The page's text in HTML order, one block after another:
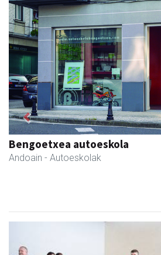
Izkiriota ardoak
Andoain - Ardoak
Previous